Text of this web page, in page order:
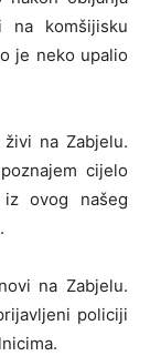
komšijisku
je neko upalio
na Zabjelu.
cijelo
ovog našeg
na Zabjelu.
policiji